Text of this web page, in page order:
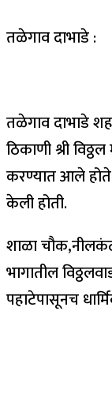
तळेगाव दाभाडे :
तळेगाव दाभाडे
ठिकाणी श्री
करण्यात आले होते.
केली होती.
शाळा
भागातील
पहाटेपासूनच